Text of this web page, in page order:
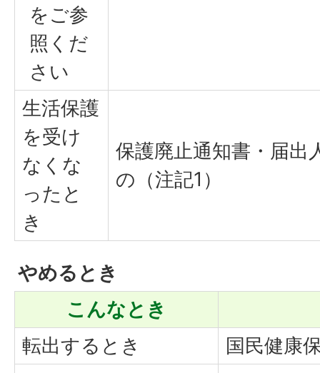
をご参
照くだ
さい
生活保護
を受け
なくな
ったと
き
保護廃止通知書・届出
の（注記1）
やめるとき
こんなとき
転出するとき
国民健康